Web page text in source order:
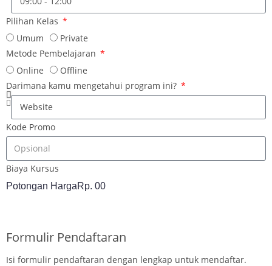
Pilihan Kelas
Umum
Private
Metode Pembelajaran
Online
Offline
Darimana kamu mengetahui program ini?
Kode Promo
Biaya Kursus
Potongan HargaRp. 00
Formulir Pendaftaran
Isi formulir pendaftaran dengan lengkap untuk mendaftar.